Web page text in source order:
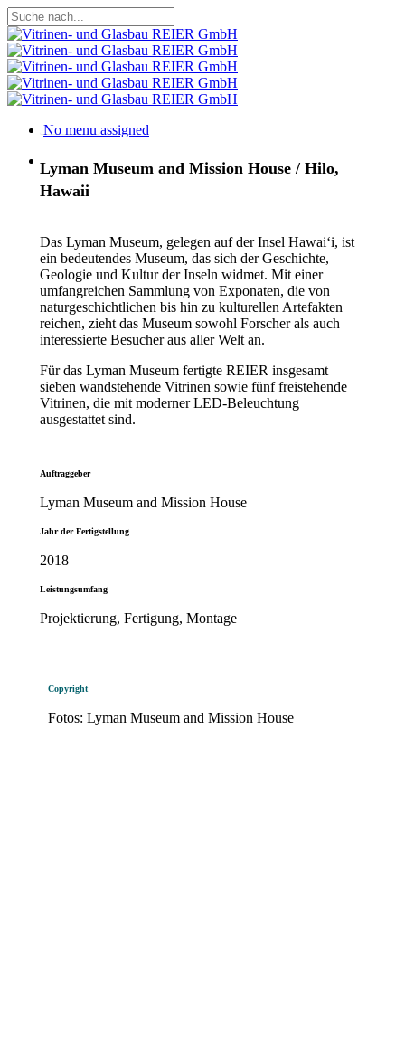
Skip
to
main
content
Close
Search
Menu
No menu assigned
Menu
Lyman Museum and Mission House / Hilo,
Hawaii
Das Lyman Museum, gelegen auf der Insel Hawai‘i, ist
ein bedeutendes Museum, das sich der Geschichte,
Geologie und Kultur der Inseln widmet. Mit einer
umfangreichen Sammlung von Exponaten, die von
naturgeschichtlichen bis hin zu kulturellen Artefakten
reichen, zieht das Museum sowohl Forscher als auch
interessierte Besucher aus aller Welt an.
Für das Lyman Museum fertigte REIER insgesamt
sieben wandstehende Vitrinen sowie fünf freistehende
Vitrinen, die mit moderner LED-Beleuchtung
ausgestattet sind.
Auftraggeber
Lyman Museum and Mission House
Jahr der Fertigstellung
2018
Leistungsumfang
Projektierung, Fertigung, Montage
Copyright
Fotos: Lyman Museum and Mission House